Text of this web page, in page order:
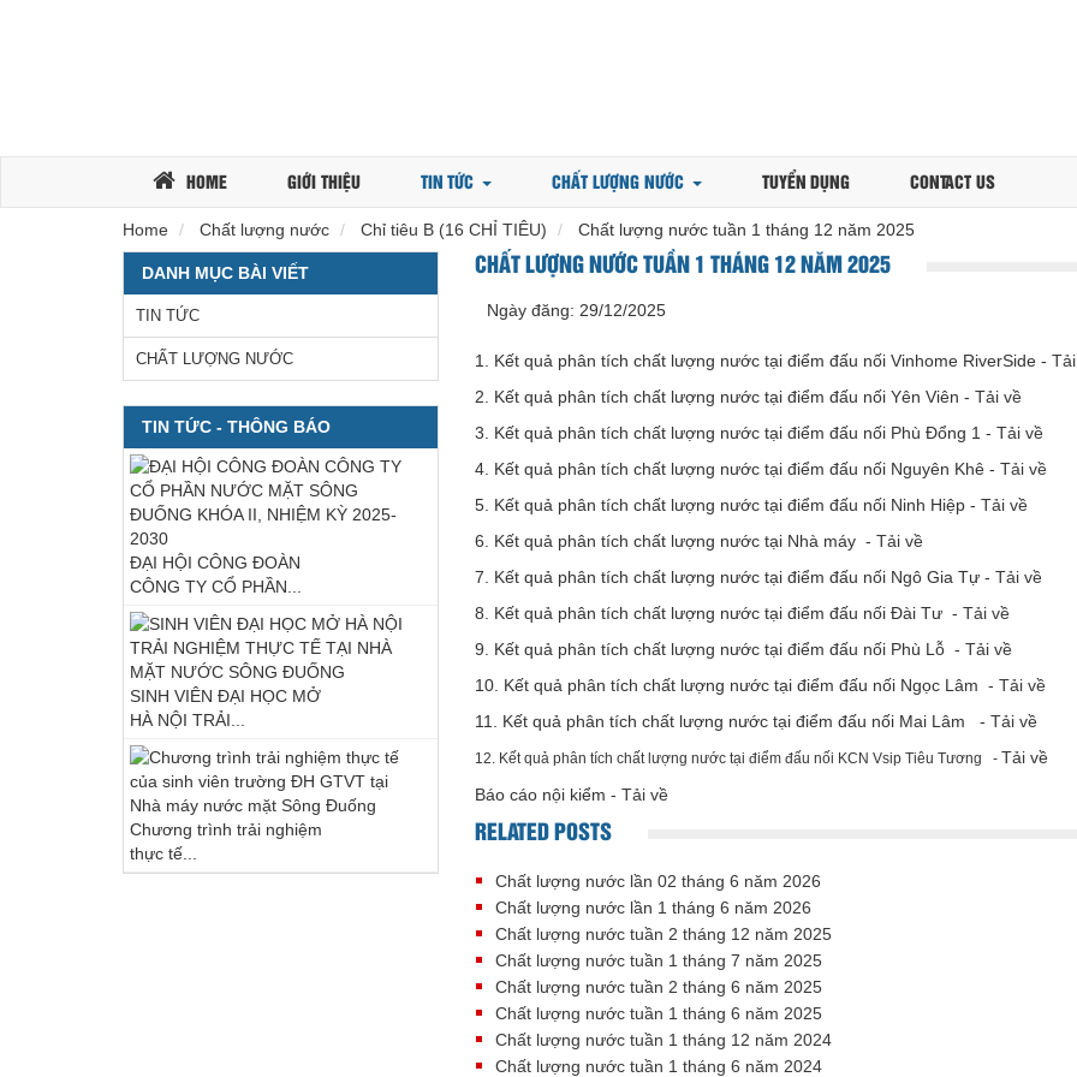
HOME GIỚI THIỆU TIN TỨC CHẤT LƯỢNG NƯỚC TUYỂN DỤNG CONTACT US
Home Chất lượng nước Chỉ tiêu B (16 CHỈ TIÊU) Chất lượng nước tuần 1 tháng 12 năm 2025
DANH MỤC BÀI VIẾT
TIN TỨC
CHẤT LƯỢNG NƯỚC
TIN TỨC - THÔNG BÁO
ĐẠI HỘI CÔNG ĐOÀN
CÔNG TY CỔ PHẦN...
SINH VIÊN ĐẠI HỌC MỞ
HÀ NỘI TRẢI...
Chương trình trải nghiệm
thực tế...
CHẤT LƯỢNG NƯỚC TUẦN 1 THÁNG 12 NĂM 2025
Ngày đăng: 29/12/2025
1. Kết quả phân tích chất lượng nước tại điểm đấu nối Vinhome RiverSide -
2. Kết quả phân tích chất lượng nước tại điểm đấu nối Yên Viên - Tải về
3. Kết quả phân tích chất lượng nước tại điểm đấu nối Phù Đổng 1 - Tải về
4. Kết quả phân tích chất lượng nước tại điểm đấu nối Nguyên Khê - Tải về
5. Kết quả phân tích chất lượng nước tại điểm đấu nối Ninh Hiệp - Tải về
6. Kết quả phân tích chất lượng nước tại Nhà máy - Tải về
7. Kết quả phân tích chất lượng nước tại điểm đấu nối Ngô Gia Tự - Tải về
8. Kết quả phân tích chất lượng nước tại điểm đấu nối Đài Tư - Tải về
9. Kết quả phân tích chất lượng nước tại điểm đấu nối Phù Lỗ - Tải về
10. Kết quả phân tích chất lượng nước tại điểm đấu nối Ngọc Lâm - Tải về
11. Kết quả phân tích chất lượng nước tại điểm đấu nối Mai Lâm - Tải về
12. Kết quả phân tích chất lượng nước tại điểm đấu nối KCN Vsip Tiêu Tương - Tải về
Báo cáo nội kiểm - Tải về
RELATED POSTS
Chất lượng nước lần 02 tháng 6 năm 2026
Chất lượng nước lần 1 tháng 6 năm 2026
Chất lượng nước tuần 2 tháng 12 năm 2025
Chất lượng nước tuần 1 tháng 7 năm 2025
Chất lượng nước tuần 2 tháng 6 năm 2025
Chất lượng nước tuần 1 tháng 6 năm 2025
Chất lượng nước tuần 1 tháng 12 năm 2024
Chất lượng nước tuần 1 tháng 6 năm 2024